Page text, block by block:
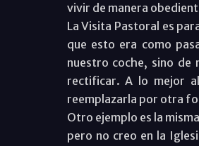
vivir de manera
La Visita Pastoral es
que esto era como
nuestro coche, sino de
rectificar. A lo mejor
reemplazarla por otra
Otro ejemplo es la
pero no creo en la